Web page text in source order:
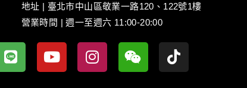
地址 | 臺北市中山區敬業一路120、122號1樓
營業時間 | 週一至週六 11:00-20:00